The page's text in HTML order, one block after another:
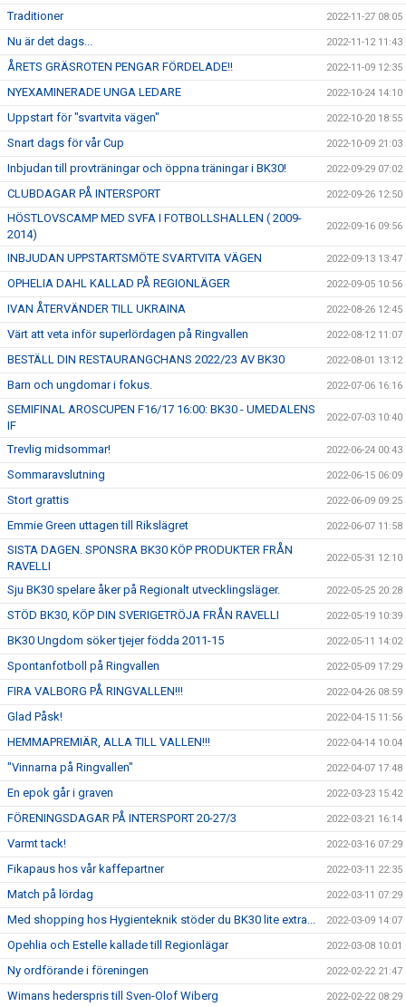
Traditioner 2022-11-27 08:05
Nu är det dags... 2022-11-12 11:43
ÅRETS GRÄSROTEN PENGAR FÖRDELADE!! 2022-11-09 12:35
NYEXAMINERADE UNGA LEDARE 2022-10-24 14:10
Uppstart för "svartvita vägen" 2022-10-20 18:55
Snart dags för vår Cup 2022-10-09 21:03
Inbjudan till provträningar och öppna träningar i BK30! 2022-09-29 07:02
CLUBDAGAR PÅ INTERSPORT 2022-09-26 12:50
HÖSTLOVSCAMP MED SVFA I FOTBOLLSHALLEN ( 2009-
2014)
2022-09-16 09:56
INBJUDAN UPPSTARTSMÖTE SVARTVITA VÄGEN 2022-09-13 13:47
OPHELIA DAHL KALLAD PÅ REGIONLÄGER 2022-09-05 10:56
IVAN ÅTERVÄNDER TILL UKRAINA 2022-08-26 12:45
Värt att veta inför superlördagen på Ringvallen 2022-08-12 11:07
BESTÄLL DIN RESTAURANGCHANS 2022/23 AV BK30 2022-08-01 13:12
Barn och ungdomar i fokus. 2022-07-06 16:16
SEMIFINAL AROSCUPEN F16/17 16:00: BK30 - UMEDALENS
IF
2022-07-03 10:40
Trevlig midsommar! 2022-06-24 00:43
Sommaravslutning 2022-06-15 06:09
Stort grattis 2022-06-09 09:25
Emmie Green uttagen till Rikslägret 2022-06-07 11:58
SISTA DAGEN. SPONSRA BK30 KÖP PRODUKTER FRÅN
RAVELLI
2022-05-31 12:10
Sju BK30 spelare åker på Regionalt utvecklingsläger. 2022-05-25 20:28
STÖD BK30, KÖP DIN SVERIGETRÖJA FRÅN RAVELLI 2022-05-19 10:39
BK30 Ungdom söker tjejer födda 2011-15 2022-05-11 14:02
Spontanfotboll på Ringvallen 2022-05-09 17:29
FIRA VALBORG PÅ RINGVALLEN!!! 2022-04-26 08:59
Glad Påsk! 2022-04-15 11:56
HEMMAPREMIÄR, ALLA TILL VALLEN!!! 2022-04-14 10:04
"Vinnarna på Ringvallen" 2022-04-07 17:48
En epok går i graven 2022-03-23 15:42
FÖRENINGSDAGAR PÅ INTERSPORT 20-27/3 2022-03-21 16:14
Varmt tack! 2022-03-16 07:29
Fikapaus hos vår kaffepartner 2022-03-11 22:35
Match på lördag 2022-03-11 07:29
Med shopping hos Hygienteknik stöder du BK30 lite extra... 2022-03-09 14:07
Opehlia och Estelle kallade till Regionlägar 2022-03-08 10:01
Ny ordförande i föreningen 2022-02-22 21:47
Wimans hederspris till Sven-Olof Wiberg 2022-02-22 08:29